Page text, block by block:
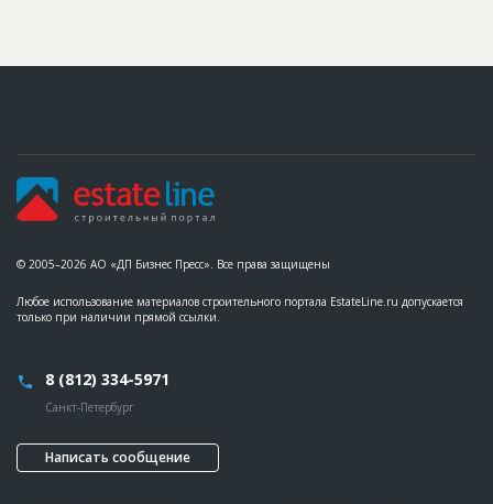
© 2005–2026 АО «ДП Бизнес Пресс». Все права защищены
Любое использование материалов строительного портала EstateLine.ru допускается
только при наличии прямой ссылки.
8 (812) 334-5971
Санкт-Петербург
Написать сообщение